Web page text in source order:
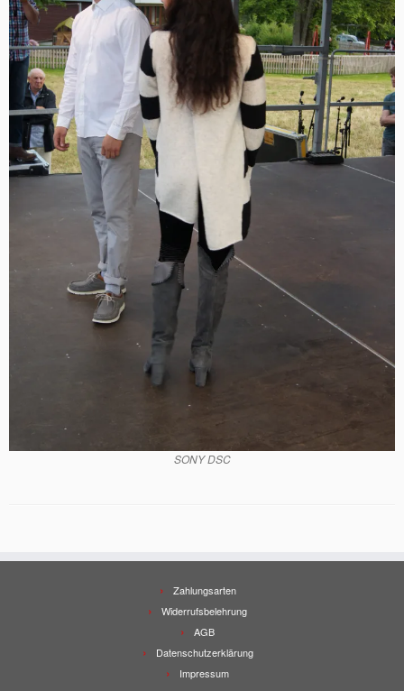
SONY DSC
Zahlungsarten
Widerrufsbelehrung
AGB
Datenschutzerklärung
Impressum